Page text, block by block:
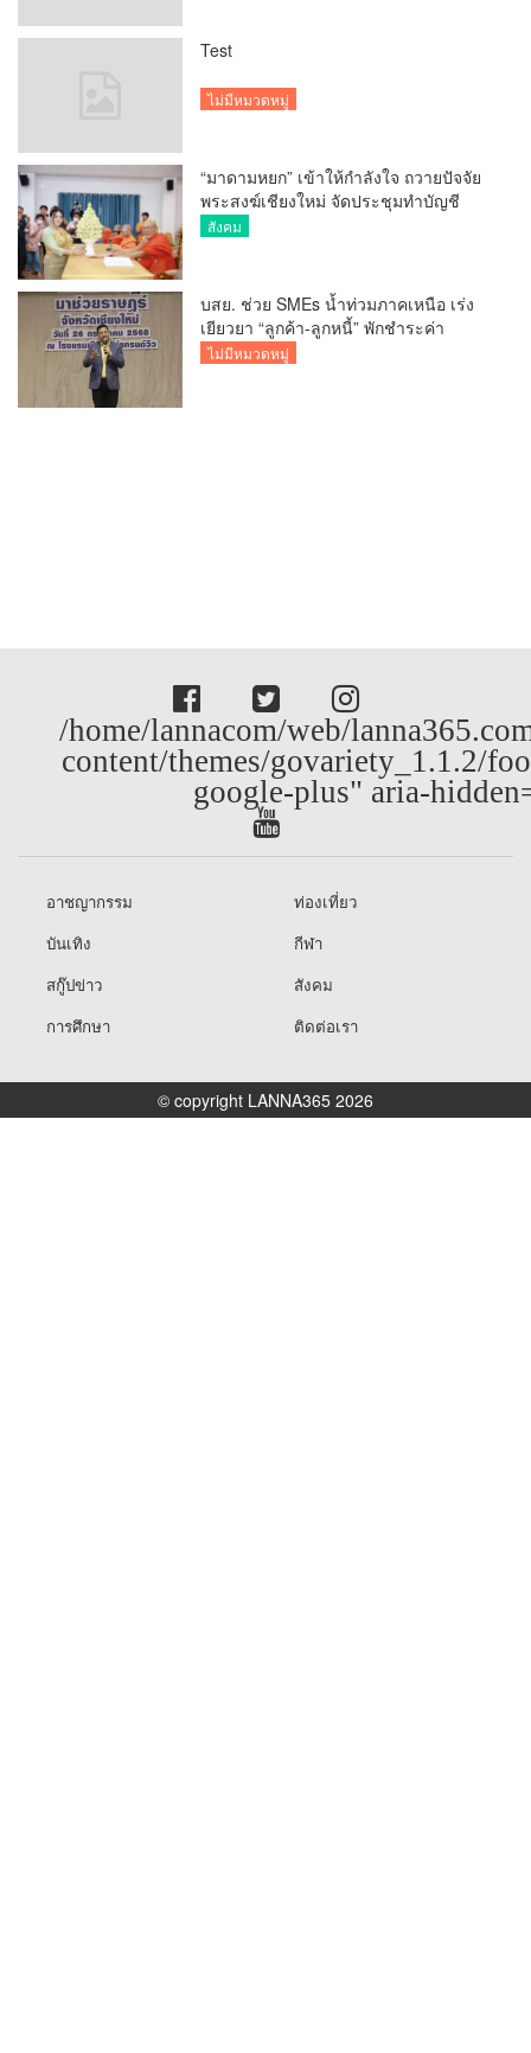
Test
ไม่มีหมวดหมู่
“มาดามหยก” เข้าให้กำลังใจ ถวายปัจจัย
พระสงฆ์เชียงใหม่ จัดประชุมทำบัญชี
รายรับรายจ่ายของวัด กว่า 300 รูป ที่วัด
สังคม
บสย. ช่วย SMEs น้ำท่วมภาคเหนือ เร่ง
เยียวยา “ลูกค้า-ลูกหนี้” พักชำระค่า
ธรรมเนียม-ค่างวด
ไม่มีหมวดหมู่
/home/lannacom/web/
content/themes/govariety_1.1.2/
google-plus" aria-
อาชญากรรม
ท่องเที่ยว
บันเทิง
กีฬา
สกู๊ปข่าว
สังคม
การศึกษา
ติดต่อเรา
© copyright LANNA365 2026